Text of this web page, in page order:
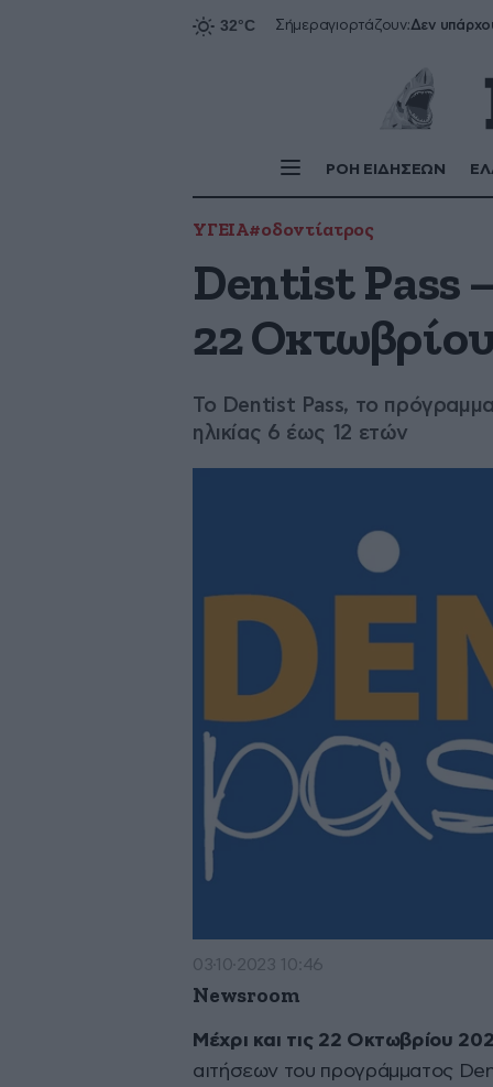
Σήμεραγιορτάζουν:Δεν
ΡΟΗ ΕΙΔΗΣΕΩΝ
ΥΓΕΙΑ#οδοντίατρος
Dentist Pass
22 Οκτωβρίου
Το Dentist Pass, το πρόγραμμα
ηλικίας 6 έως 12 ετών
03·10·2023 10:46
Newsroom
Μέχρι και τις 22 Οκτωβρίου
αιτήσεων του προγράμματος